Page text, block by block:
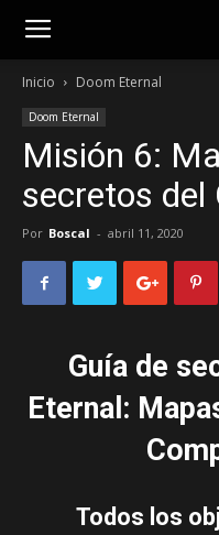
Inicio Doom Eternal
Doom Eternal
Misión 6:
secretos del
Por Boscal - abril 11, 2020
Guía de
Eternal:
Todos los